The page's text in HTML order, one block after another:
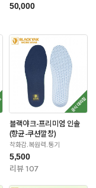
50,000
블랙야크-프리미엄 인솔
(향균-쿠션깔창)
착화감.복원력.통기
5,500
리뷰 107